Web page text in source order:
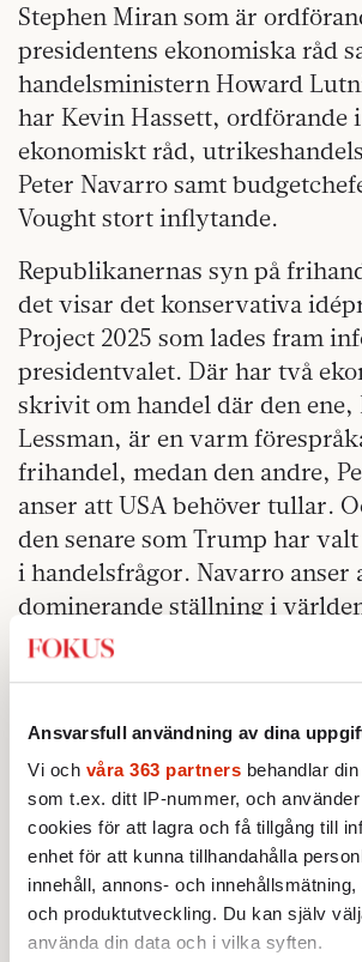
Ansvarsfull användning av dina
Vi och våra 363 partners behandlar
som t.ex. ditt IP-nummer, och
cookies för att lagra och få tillgång till
enhet för att kunna tillhandahålla
innehåll, annons- och
och produktutveckling. Du kan själv
använda din data och i vilka syften.
Stephen Miran som är
presidentens ekonomiska råd
handelsministern Howard
har Kevin Hassett, ordförande
ekonomiskt råd,
Peter Navarro samt
Vought stort inflytande.
Republikanernas syn på
det visar det konservativa
Project 2025 som lades fram
presidentvalet. Där har två
skrivit om handel där den ene,
Lessman, är en varm
frihandel, medan den andre,
anser att USA behöver tullar.
den senare som Trump har
i handelsfrågor. Navarro anser
dominerande ställning i
förlängningen demokratin –
allt Kina. Enligt Navarro
bevara sin position måste USA
tillverknings- och
och öka kontrollen över